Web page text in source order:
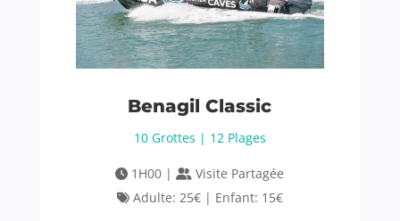
Benagil Classic
10 Grottes | 12 Plages
1H00 |
Visite Partagée
Adulte: 25€ | Enfant: 15€